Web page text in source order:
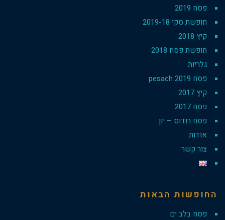
פסח 2019
חופשת סקי 2019-18
קיץ 2018
חופשת פסח 2018
גלריות
פסח 2019 pesach
קיץ 2017
פסח 2017
פסח רודוס – יון
אודות
צור קשר
החופשות הבאות
פסח בלב ים